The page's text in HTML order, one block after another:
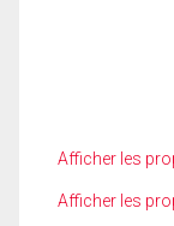
Afficher les
Afficher les